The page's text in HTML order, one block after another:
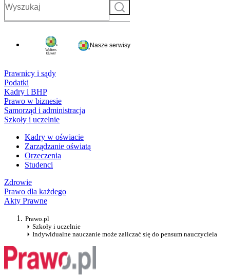
Szukaj
Nasze serwisy
Prawnicy i sądy
Podatki
Kadry i BHP
Prawo w biznesie
Samorząd i administracja
Szkoły i uczelnie
Kadry w oświacie
Zarządzanie oświatą
Orzeczenia
Studenci
Zdrowie
Prawo dla każdego
Akty Prawne
Prawo.pl
Szkoły i uczelnie
Indywidualne nauczanie może zaliczać się do pensum nauczyciela